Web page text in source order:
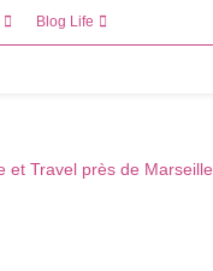
Blog Life